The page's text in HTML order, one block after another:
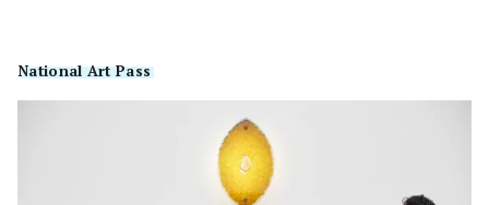
National Art Pass